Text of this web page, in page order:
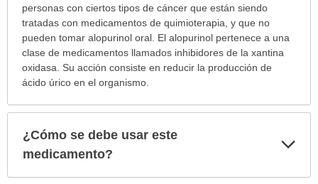
enfermedades
prescribe
este
medicamento?
sido
extendido.
personas con ciertos tipos de cáncer que están siendo
tratadas con medicamentos de quimioterapia, y que no
pueden tomar alopurinol oral. El alopurinol pertenece a una
clase de medicamentos llamados inhibidores de la xantina
oxidasa. Su acción consiste en reducir la producción de
ácido úrico en el organismo.
¿Cómo se debe usar este
medicamento?